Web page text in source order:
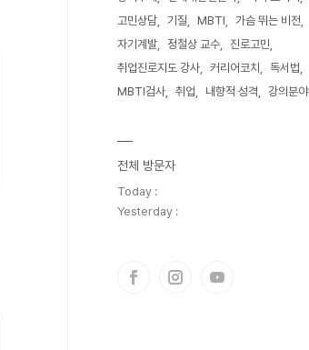
고민상담
기질 MBTI
가슴 뛰는 비전
자기계발
정철상 교수
진로고민
취업진로지도 강사
커리어코치
독서법
MBTI검사
취업 내향적 성격 강의분야
전체 방문자
Today :
Yesterday :